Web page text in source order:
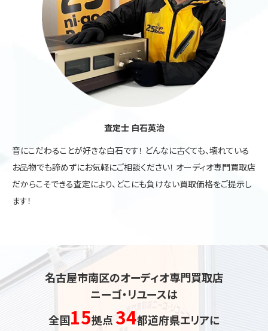
査定士 白石英治
音にこだわることが好きな白石です！ どんなに古くても、壊れている
お品物でも諦めずにお気軽にご相談ください！ オーディオ専門買取店
だからこそできる査定により、どこにも負けない買取価格をご提示し
ます！
名古屋市南区のオーディオ専門買取店
ニーゴ・リユースは
全国15拠点 34都道府県エリアに